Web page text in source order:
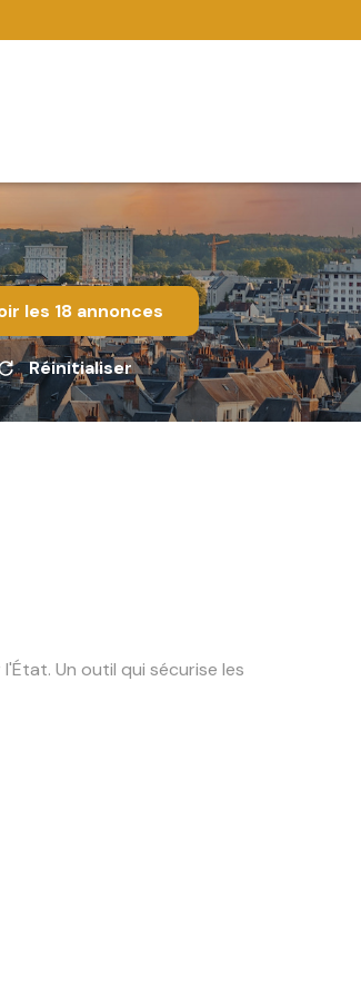
les 18 annonces
Réinitialiser
Un outil qui sécurise les